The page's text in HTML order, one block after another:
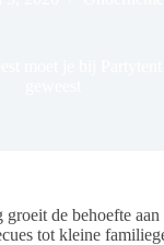
de behoefte aan
tot kleine